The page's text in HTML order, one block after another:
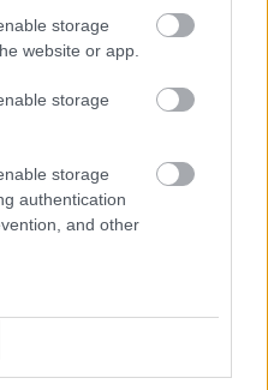
storage
website or app.
storage
storage
authentication
and other
évszázados vezetéken múlt
megújításával is készül
ötszázadik évfordulójára